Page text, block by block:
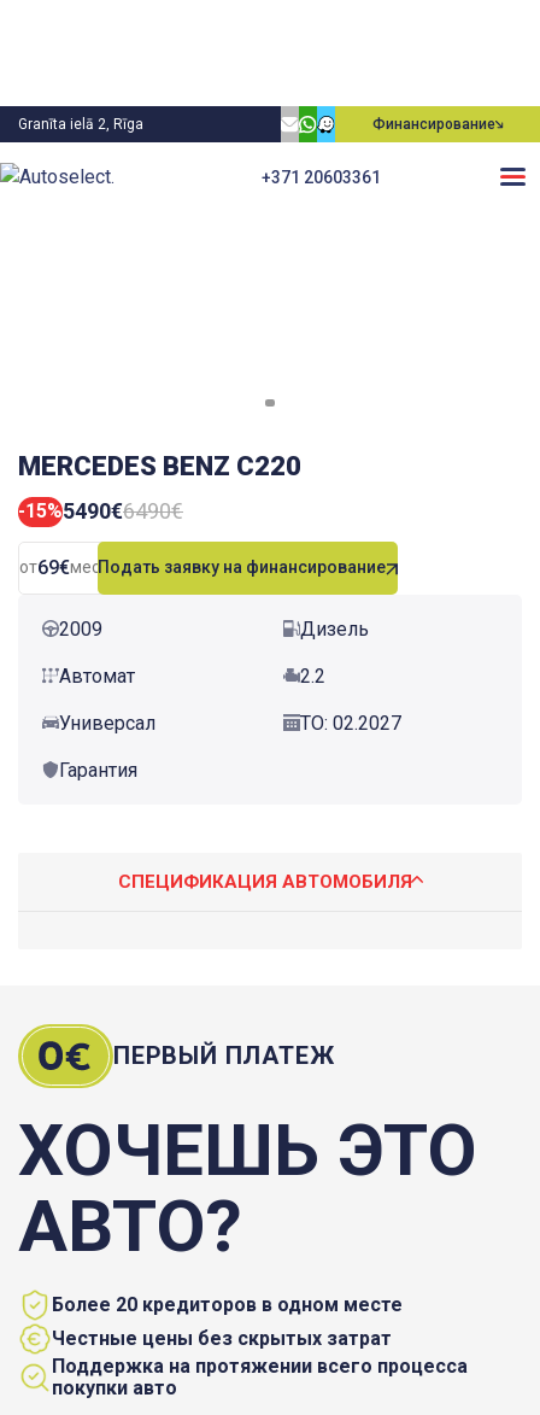
Granīta ielā 2, Rīga Финансирование
+371 20603361
MERCEDES BENZ C220
-15%5490€6490€
от69€мес.Подать заявку на финансирование
2009 Дизель
Автомат 2.2
Универсал ТО: 02.2027
Гарантия
СПЕЦИФИКАЦИЯ АВТОМОБИЛЯ
ПЕРВЫЙ ПЛАТЕЖ
ХОЧЕШЬ ЭТО
АВТО?
Более 20 кредиторов в одном месте
Честные цены без скрытых затрат
Поддержка на протяжении всего процесса
покупки авто